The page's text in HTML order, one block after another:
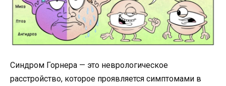
Синдром Горнера — это неврологическое
расстройство, которое проявляется симптомами в